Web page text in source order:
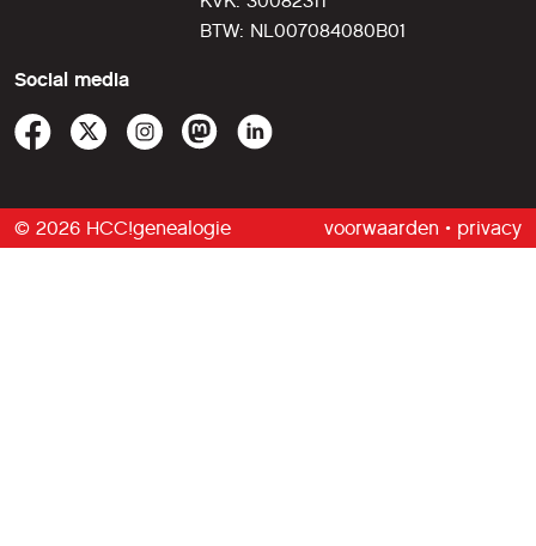
BTW: NL007084080B01
Social media
© 2026 HCC!genealogie voorwaarden • privacy